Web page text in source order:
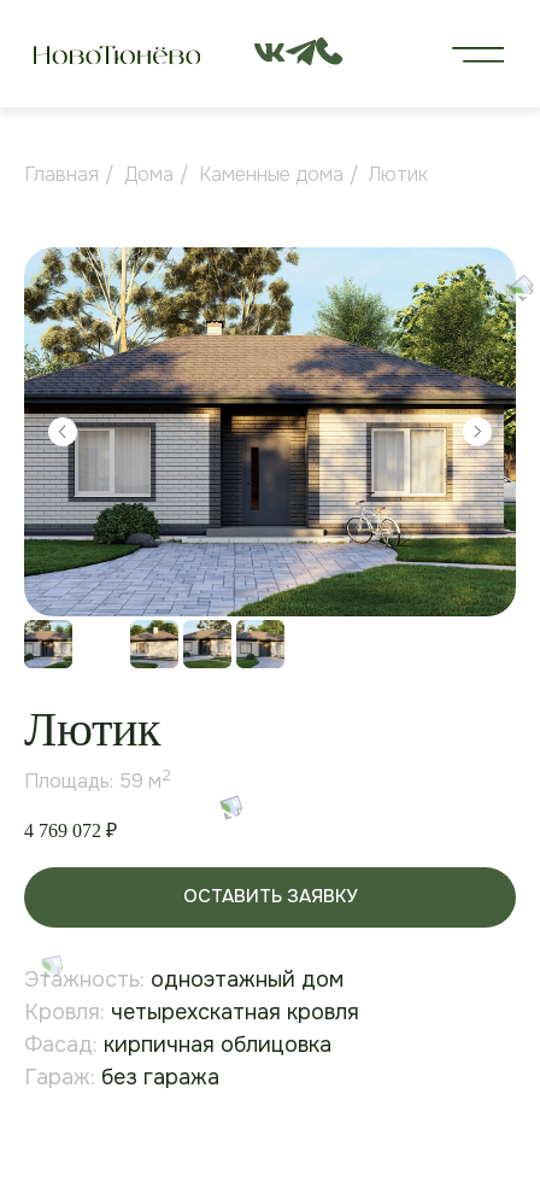
Главная / Дома / Каменные дома / Лютик
Лютик
Площадь: 59 м2
4 769 072 ₽
ОСТАВИТЬ ЗАЯВКУ
Этажность: одноэтажный дом
Кровля: четырехскатная кровля
Фасад: кирпичная облицовка
Гараж: без гаража